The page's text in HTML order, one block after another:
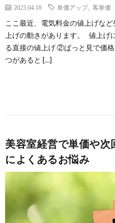
2023.04.18 単価アップ, 客単価
ここ最近、電気料金の値上げな
上げの動きがあります。 値上
る直接の値上げ ②ぱっと見で価
つがあると […]
美容室経営で単価や
によくあるお悩み